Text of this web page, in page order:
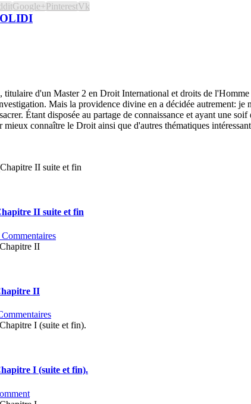
Google+PinterestVk
OLIDI
titulaire d'un Master 2 en Droit International et droits de
Mais la providence divine en a décidée autrement:
Étant disposée au partage de connaissance et ayant une
mieux connaître le Droit ainsi que d'autres thématiques
II suite et fin
Commentaires
II
I (suite et fin).